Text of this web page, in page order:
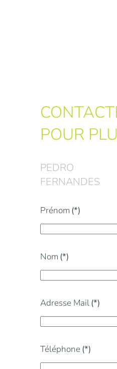
POUR
PEDRO
FERNANDES
Prénom (*)
Nom (*)
Adresse Mail(*)
Téléphone(*)